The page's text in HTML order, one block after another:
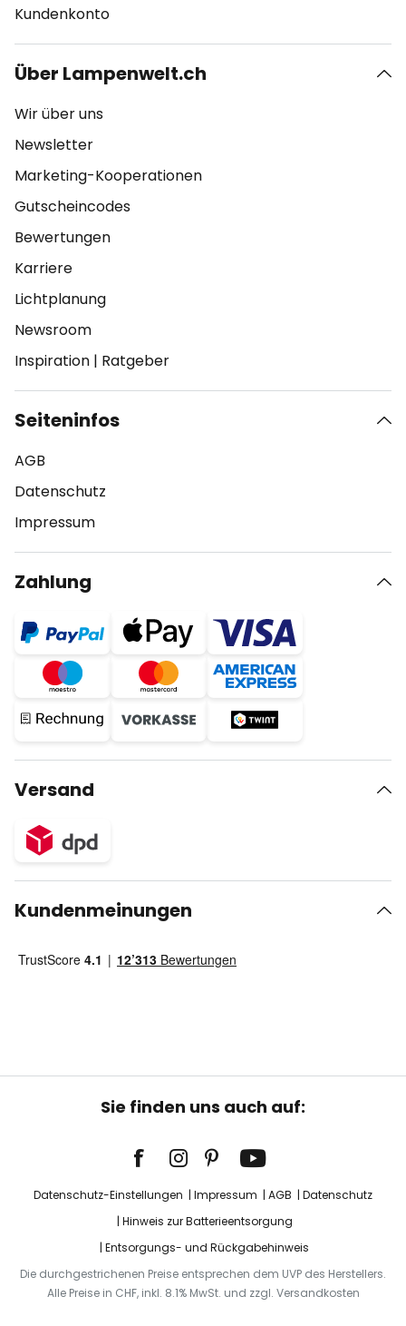
Kundenkonto
Über Lampenwelt.ch
Wir über uns
Newsletter
Marketing-Kooperationen
Gutscheincodes
Bewertungen
Karriere
Lichtplanung
Newsroom
Inspiration | Ratgeber
Seiteninfos
AGB
Datenschutz
Impressum
Zahlung
Versand
Kundenmeinungen
Sie finden uns auch auf:
Datenschutz-Einstellungen Impressum AGB
Datenschutz
Hinweis zur Batterieentsorgung
Entsorgungs- und Rückgabehinweis
Die durchgestrichenen Preise entsprechen dem UVP des Herstellers.
Alle Preise in CHF, inkl. 8.1% MwSt. und zzgl. Versandkosten